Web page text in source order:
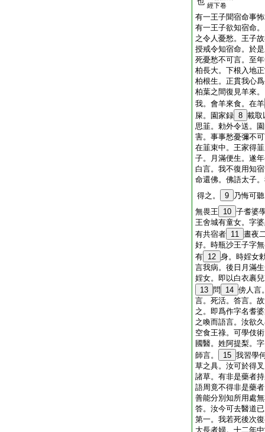
經下卷
有一王子聞宿命事
有一王子欲知宿命
之令人憂愁。王子
授戒令知宿命。於
死憂愁不可言。至
柏長大。下根入地
柏根生。正貫我心
柏葉之間復見羊來
我。會羊來食。在羊
屎。園家録 8 載取
思韮。勅外令送。
害。事事愁憂彌不
在韮束中。王家得
子。月滿便生。遂
白言。我不復用知
命還佛。佛語太子
得之。
9
乃悔可聽
無畏王
10 子耆婆
王舍城有童女。字
有共宿者 11 晝夜
好。時瓶沙王子字
有 12 身。時婬女
言我病。後日月滿
婬女。即以白衣裹
13 問 14 傍人言
言。死活。答言。
之。即爲作字名耆
之喚而語言。汝欲
空食王祿。可學伎
國醫。姓阿提梨。
師言。
15 我習學
草之具。汝可於得
諸草。有非是藥者
語周竟不得非是藥
善能分別知所用處
答。汝今可去醫道
第一。我若死後次
大長者婦。十二年